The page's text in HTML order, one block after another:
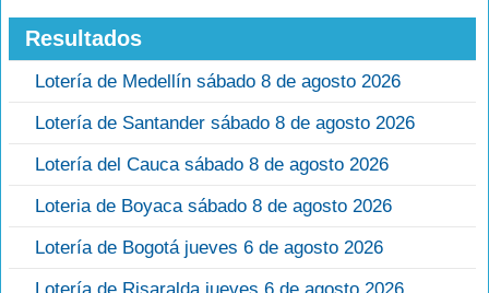
Resultados
Lotería de Medellín sábado 8 de agosto 2026
Lotería de Santander sábado 8 de agosto 2026
Lotería del Cauca sábado 8 de agosto 2026
Loteria de Boyaca sábado 8 de agosto 2026
Lotería de Bogotá jueves 6 de agosto 2026